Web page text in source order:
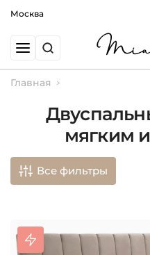
Москва
Главная
мягким
Все фильтры